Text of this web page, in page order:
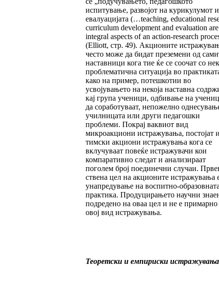
испитување, развојот на курикулумот и
евалуацијата (…teaching, edu­ca­tional
curriculum development and evaluation
integral aspects of an action-research
(Elliott, стр. 49). Акционите
често може да бидат презе­ме­ни од
наставници кога тие ќе се соо­чат со
проблематична ситуација во
како на пример, потешкотии во
усвојувањето на некоја наставна
кај група ученици, одбивање на
да соработуваат, непожелно
училницата или други педагошки
проблеми. Покрај ваквиот вид
микроакциони истра­жу­вања, постојат
тимски акциони истра­жу­вања кога се
вклучуваат повеќе истра­жу­ва­чи кои
компаративно следат и анализи­ра­ат
поголем број поединечни случаи.
стве­на цел на акционите истражувања
уна­пре­дување на воспитно-
прак­ти­ка. Продуцирањето научни
подре­де­но на оваа цел и не е примарно
овој вид истражувања.
Теоретски и емпириски истражувања